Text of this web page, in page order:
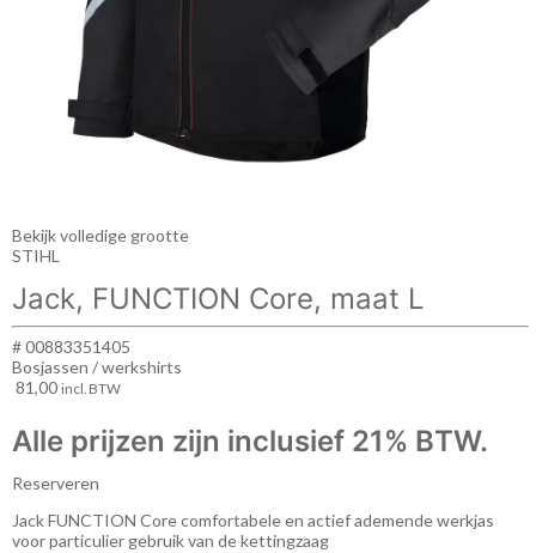
Bekijk volledige grootte
STIHL
Jack, FUNCTION Core, maat L
# 00883351405
Bosjassen / werkshirts
81,00 incl. BTW
Alle prijzen zijn inclusief 21% BTW.
Reserveren
Jack FUNCTION Core comfortabele en actief ademende werkjas
voor particulier gebruik van de kettingzaag